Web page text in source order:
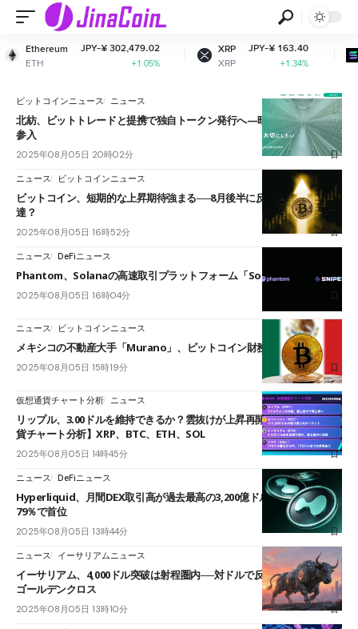
Ethereum
ETH
JPY-¥ 302,479.02
+1.05%
XRP
XRP
JPY-¥ 163.40
+1.34%
ビットコインニュース ニュース
北紡、ビットトレードと提携で独自トークン発行へ—暗号資産業へ本格
参入
2025年08月05日 20時02分
ニュース ビットコインニュース
ビットコイン、短期的な上昇期待強まる──8月後半に反発？17万ドル到
達？
2025年08月05日 16時52分
ニュース DeFiニュース
Phantom、Solanaの高速取引プラットフォーム「Solsniper」を買収
2025年08月05日 16時04分
ニュース ビットコインニュース
メキシコの不動産大手「Murano」、ビットコイン財務戦略に本格参入
2025年08月05日 15時19分
仮想通貨チャート分析 ニュース
リップル、3.00ドルを維持できるか？雲抜けが上昇再開のカギ【仮想通
貨チャート分析】XRP、BTC、ETH、SOL
2025年08月05日 14時45分
ニュース DeFiニュース
Hyperliquid、月間DEX取引高が過去最高の3,200億ドル──シェア約
79％で首位
2025年08月05日 13時44分
ニュース イーサリアムニュース
イーサリアム、4,000ドル突破は射程圏内──対ドルで反発、ETH/BTCは
ゴールデンクロス
2025年08月05日 13時10分